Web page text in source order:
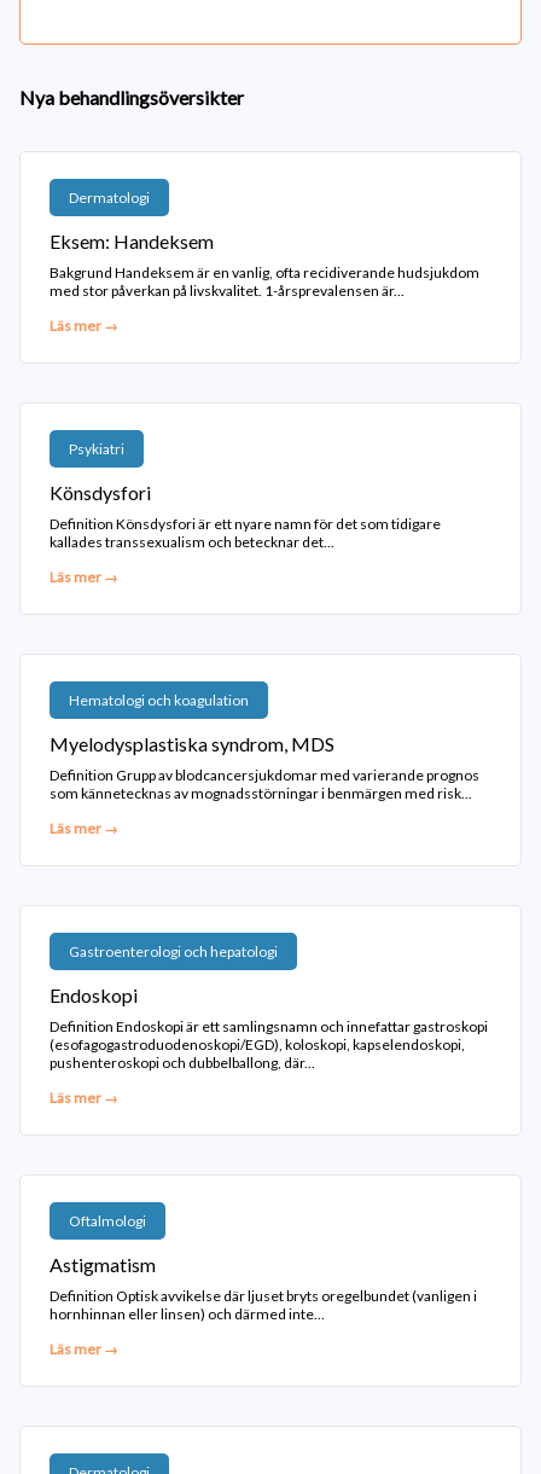
Nya behandlingsöversikter
Dermatologi
Eksem: Handeksem
Bakgrund Handeksem är en vanlig, ofta recidiverande hudsjukdom
med stor påverkan på livskvalitet. 1-årsprevalensen är...
Läs mer →
Psykiatri
Könsdysfori
Definition Könsdysfori är ett nyare namn för det som tidigare
kallades transsexualism och betecknar det...
Läs mer →
Hematologi och koagulation
Myelodysplastiska syndrom, MDS
Definition Grupp av blodcancersjukdomar med varierande prognos
som kännetecknas av mognadsstörningar i benmärgen med risk...
Läs mer →
Gastroenterologi och hepatologi
Endoskopi
Definition Endoskopi är ett samlingsnamn och innefattar gastroskopi
(esofagogastroduodenoskopi/EGD), koloskopi, kapselendoskopi,
pushenteroskopi och dubbelballong, där...
Läs mer →
Oftalmologi
Astigmatism
Definition Optisk avvikelse där ljuset bryts oregelbundet (vanligen i
hornhinnan eller linsen) och därmed inte...
Läs mer →